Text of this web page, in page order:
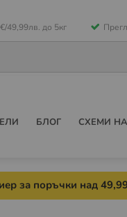
49,99лв. до 5кг
БЛОГ СХЕМИ
за поръчки над